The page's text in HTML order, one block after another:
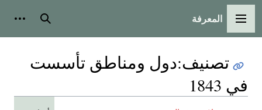
القائمة الرئيسية
المعرفة بحث
تصنيف:دول ومناطق تأسست
في 1843